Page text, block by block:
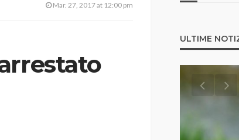
Mar. 27, 2017 at 12:00 pm
ULTIME